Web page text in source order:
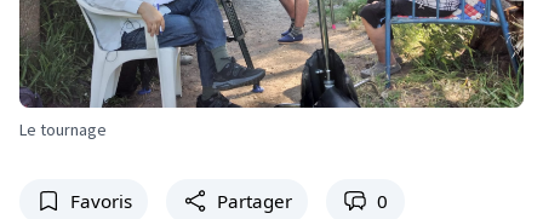
Le tournage
Favoris Partager 0